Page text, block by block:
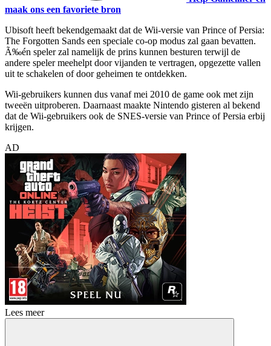
maak ons een favoriete bron
Ubisoft heeft bekendgemaakt dat de Wii-versie van Prince of Persia:
The Forgotten Sands een speciale co-op modus zal gaan bevatten.
Ã‰én speler zal namelijk de prins kunnen besturen terwijl de
andere speler meehelpt door vijanden te vertragen, opgezette vallen
uit te schakelen of door geheimen te ontdekken.
Wii-gebruikers kunnen dus vanaf mei 2010 de game ook met zijn
tweeën uitproberen. Daarnaast maakte Nintendo gisteren al bekend
dat de Wii-gebruikers ook de SNES-versie van Prince of Persia erbij
krijgen.
AD
Lees meer